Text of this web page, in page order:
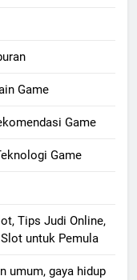
Game
Game
Game
Tips Judi Online,
untuk Pemula
umum, gaya hidup